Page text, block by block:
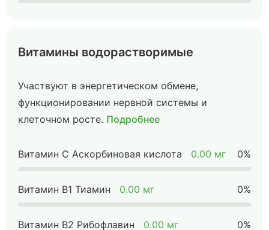
Витамины водорастворимые
Участвуют в энергетическом обмене,
функционировании нервной системы и
клеточном росте. Подробнее
Витамин C Аскорбиновая кислота 0.00 мг 0%
Витамин B1 Тиамин 0.00 мг 0%
Витамин B2 Рибофлавин 0.00 мг 0%